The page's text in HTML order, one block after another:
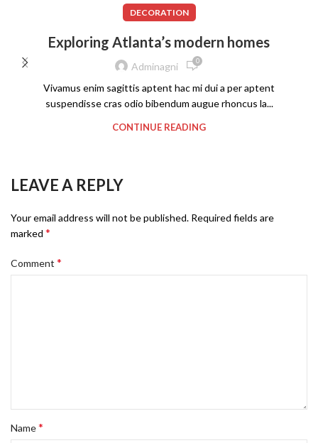
DECORATION
Exploring Atlanta’s modern homes
Adminagni 0
Vivamus enim sagittis aptent hac mi dui a per aptent
suspendisse cras odio bibendum augue rhoncus la...
CONTINUE READING
LEAVE A REPLY
Your email address will not be published. Required fields are
marked *
Comment *
Name*